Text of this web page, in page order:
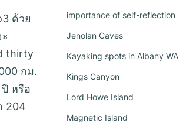
ด้วย
thirty
กม.
หรือ
204
importance of self-reflection
Jenolan Caves
Kayaking spots in Albany WA
Kings Canyon
Lord Howe Island
Magnetic Island